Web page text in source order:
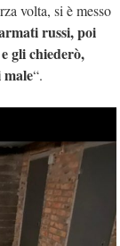
volta, si è messo
russi, poi
gli chiederò,
male“.